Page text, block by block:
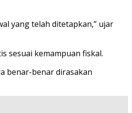
yang telah ditetapkan,” ujar
sesuai kemampuan fiskal.
benar-benar dirasakan